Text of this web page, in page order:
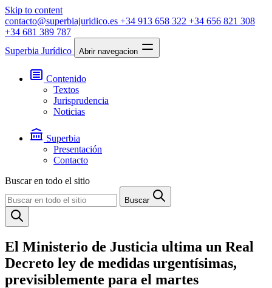
Skip to content
contacto@superbiajuridico.es +34 913 658 322 +34 656 821 308
+34 681 389 787
Superbia Jurídico
Abrir navegacion
Contenido
Textos
Jurisprudencia
Noticias
Superbia
Presentación
Contacto
Buscar en todo el sitio
Buscar
El Ministerio de Justicia ultima un Real
Decreto ley de medidas urgentísimas,
previsiblemente para el martes